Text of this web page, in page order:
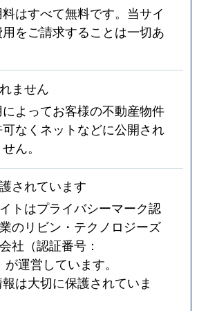
はすべて無料です。当サイ
用をご請求することは一切あ
ません
よってお客様の不動産物件
なくネットなどに公開され
ん。
されています
トはプライバシーマーク認
のリビン・テクノロジーズ
社（認証番号：
が運営しています。
は大切に保護されていま